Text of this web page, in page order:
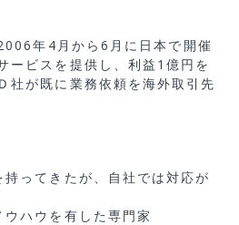
年4月から6月に日本で開催
ービスを提供し、利益1億円を
社が既に業務依頼を海外取引先
ってきたが、自社では対応が
ハウを有した専門家